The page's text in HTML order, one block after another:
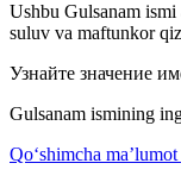
Ushbu Gulsanam ismi
suluv va maftunkor
Узнайте значение
Gulsanam ismining
Qo‘shimcha